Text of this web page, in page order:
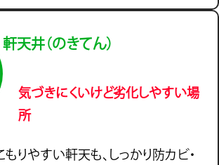
軒天井（のきてん）
気づきにくいけど劣化しやすい場
所
りやすい軒天も、しっかり防カビ・